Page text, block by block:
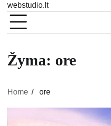
webstudio.lt
Žyma: ore
Home ore